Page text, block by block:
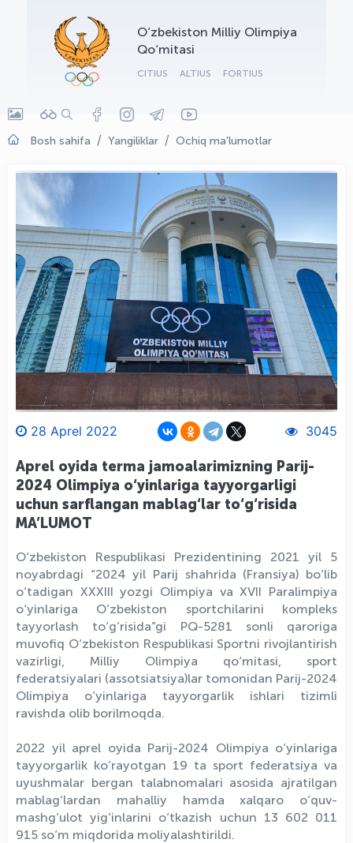
O‘zbekiston Milliy Olimpiya
Qo‘mitasi
CITIUS ALTIUS FORTIUS
Bosh sahifa Yangiliklar Ochiq ma'lumotlar
28 Aprel 2022 3045
Aprel oyida terma jamoalarimizning Parij-
2024 Olimpiya o‘yinlariga tayyorgarligi
uchun sarflangan mablag‘lar to‘g‘risida
MA’LUMOT
O‘zbekiston Respublikasi Prezidentining 2021 yil 5
noyabrdagi “2024 yil Parij shahrida (Fransiya) bo‘lib
o‘tadigan XXXIII yozgi Olimpiya va XVII Paralimpiya
o‘yinlariga O‘zbekiston sportchilarini kompleks
tayyorlash to‘g‘risida”gi PQ-5281 sonli qaroriga
muvofiq O‘zbekiston Respublikasi Sportni rivojlantirish
vazirligi, Milliy Olimpiya qo‘mitasi, sport
federatsiyalari (assotsiatsiya)lar tomonidan Parij-2024
Olimpiya o‘yinlariga tayyorgarlik ishlari tizimli
ravishda olib borilmoqda.
2022 yil aprel oyida Parij-2024 Olimpiya o‘yinlariga
tayyorgarlik ko‘rayotgan 19 ta sport federatsiya va
uyushmalar bergan talabnomalari asosida ajratilgan
mablag‘lardan mahalliy hamda xalqaro o‘quv-
mashg‘ulot yig‘inlarini o‘tkazish uchun 13 602 011
915 so‘m miqdorida moliyalashtirildi.
OLYMPCHIK AI - yordamchi
Onlayn · olympic.uz